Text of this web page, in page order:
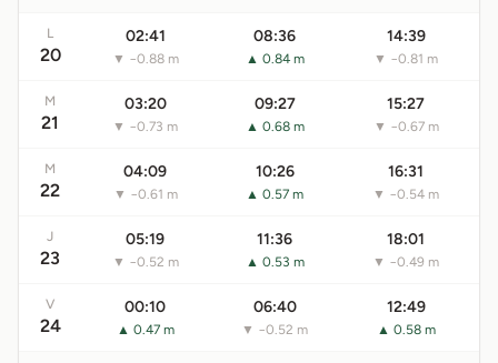
L
20
02:41
▼ −0.88 m
08:36
▲ 0.84 m
14:39
▼ −0.81 m
M
21
03:20
▼ −0.73 m
09:27
▲ 0.68 m
15:27
▼ −0.67 m
M
22
04:09
▼ −0.61 m
10:26
▲ 0.57 m
16:31
▼ −0.54 m
J
23
05:19
▼ −0.52 m
11:36
▲ 0.53 m
18:01
▼ −0.49 m
V
24
00:10
▲ 0.47 m
06:40
▼ −0.52 m
12:49
▲ 0.58 m